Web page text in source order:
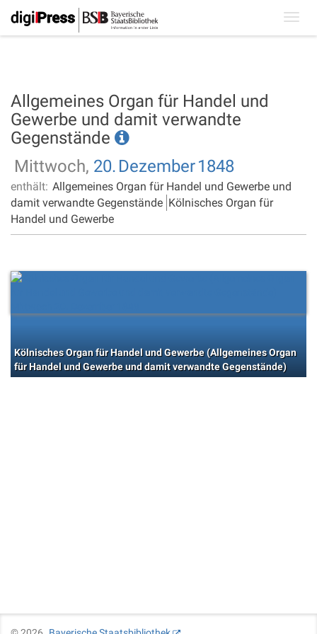
Allgemeines Organ für Handel und
Gewerbe und damit verwandte
Gegenstände
Mittwoch, 20. Dezember1848
enthält: Allgemeines Organ für Handel und Gewerbe und
damit verwandte Gegenstände Kölnisches Organ für
Handel und Gewerbe
Kölnisches Organ für Handel und Gewerbe (Allgemeines Organ
für Handel und Gewerbe und damit verwandte Gegenstände)